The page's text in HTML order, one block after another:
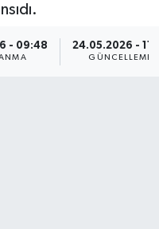
- 09:48 24.05.2026 -
GÜNCELLEME